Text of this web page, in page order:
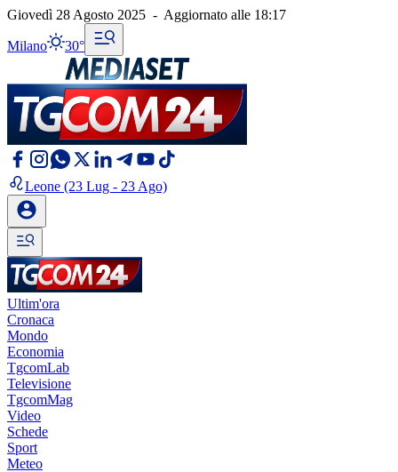
Giovedì 28 Agosto 2025 - Aggiornato alle 18:17
Milano 30°
Leone (23 Lug - 23 Ago)
Ultim'ora
Cronaca
Mondo
Economia
TgcomLab
Televisione
TgcomMag
Video
Schede
Sport
Meteo